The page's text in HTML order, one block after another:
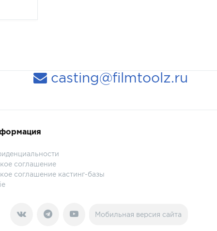
casting@filmtoolz.ru
соглашение
соглашение кастинг-базы
Мобильная версия сайта